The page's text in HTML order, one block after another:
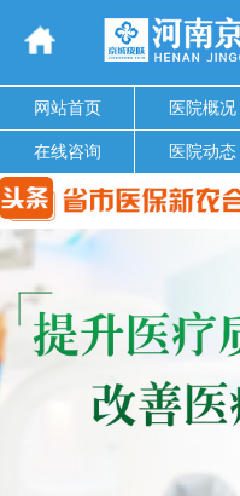
网站首页 医院概况
在线咨询 医院动态